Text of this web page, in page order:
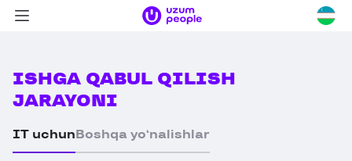
Navigatsiya
menyusi
People
Uzum
logotipi
ISHGA QABUL QILISH
JARAYONI
IT uchunBoshqa yo‘nalishlar